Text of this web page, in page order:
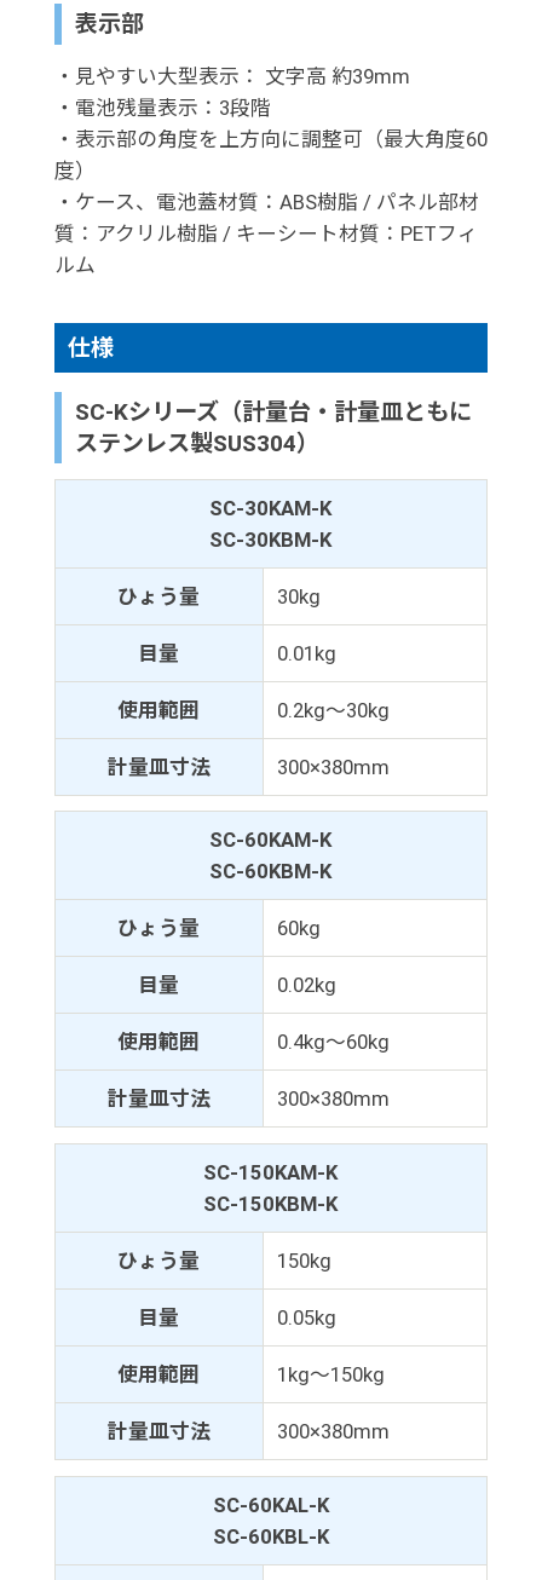
表示部
・見やすい大型表示： 文字高 約39mm
・電池残量表示：3段階
・表示部の角度を上方向に調整可（最大角度60
度）
・ケース、電池蓋材質：ABS樹脂 / パネル部材
質：アクリル樹脂 / キーシート材質：PETフィ
ルム
仕様
SC-Kシリーズ（計量台・計量皿ともに
ステンレス製SUS304）
SC-30KAM-K
SC-30KBM-K
ひょう量 30kg
目量 0.01kg
使用範囲 0.2kg～30kg
計量皿寸法 300×380mm
SC-60KAM-K
SC-60KBM-K
ひょう量 60kg
目量 0.02kg
使用範囲 0.4kg～60kg
計量皿寸法 300×380mm
SC-150KAM-K
SC-150KBM-K
ひょう量 150kg
目量 0.05kg
使用範囲 1kg～150kg
計量皿寸法 300×380mm
SC-60KAL-K
SC-60KBL-K